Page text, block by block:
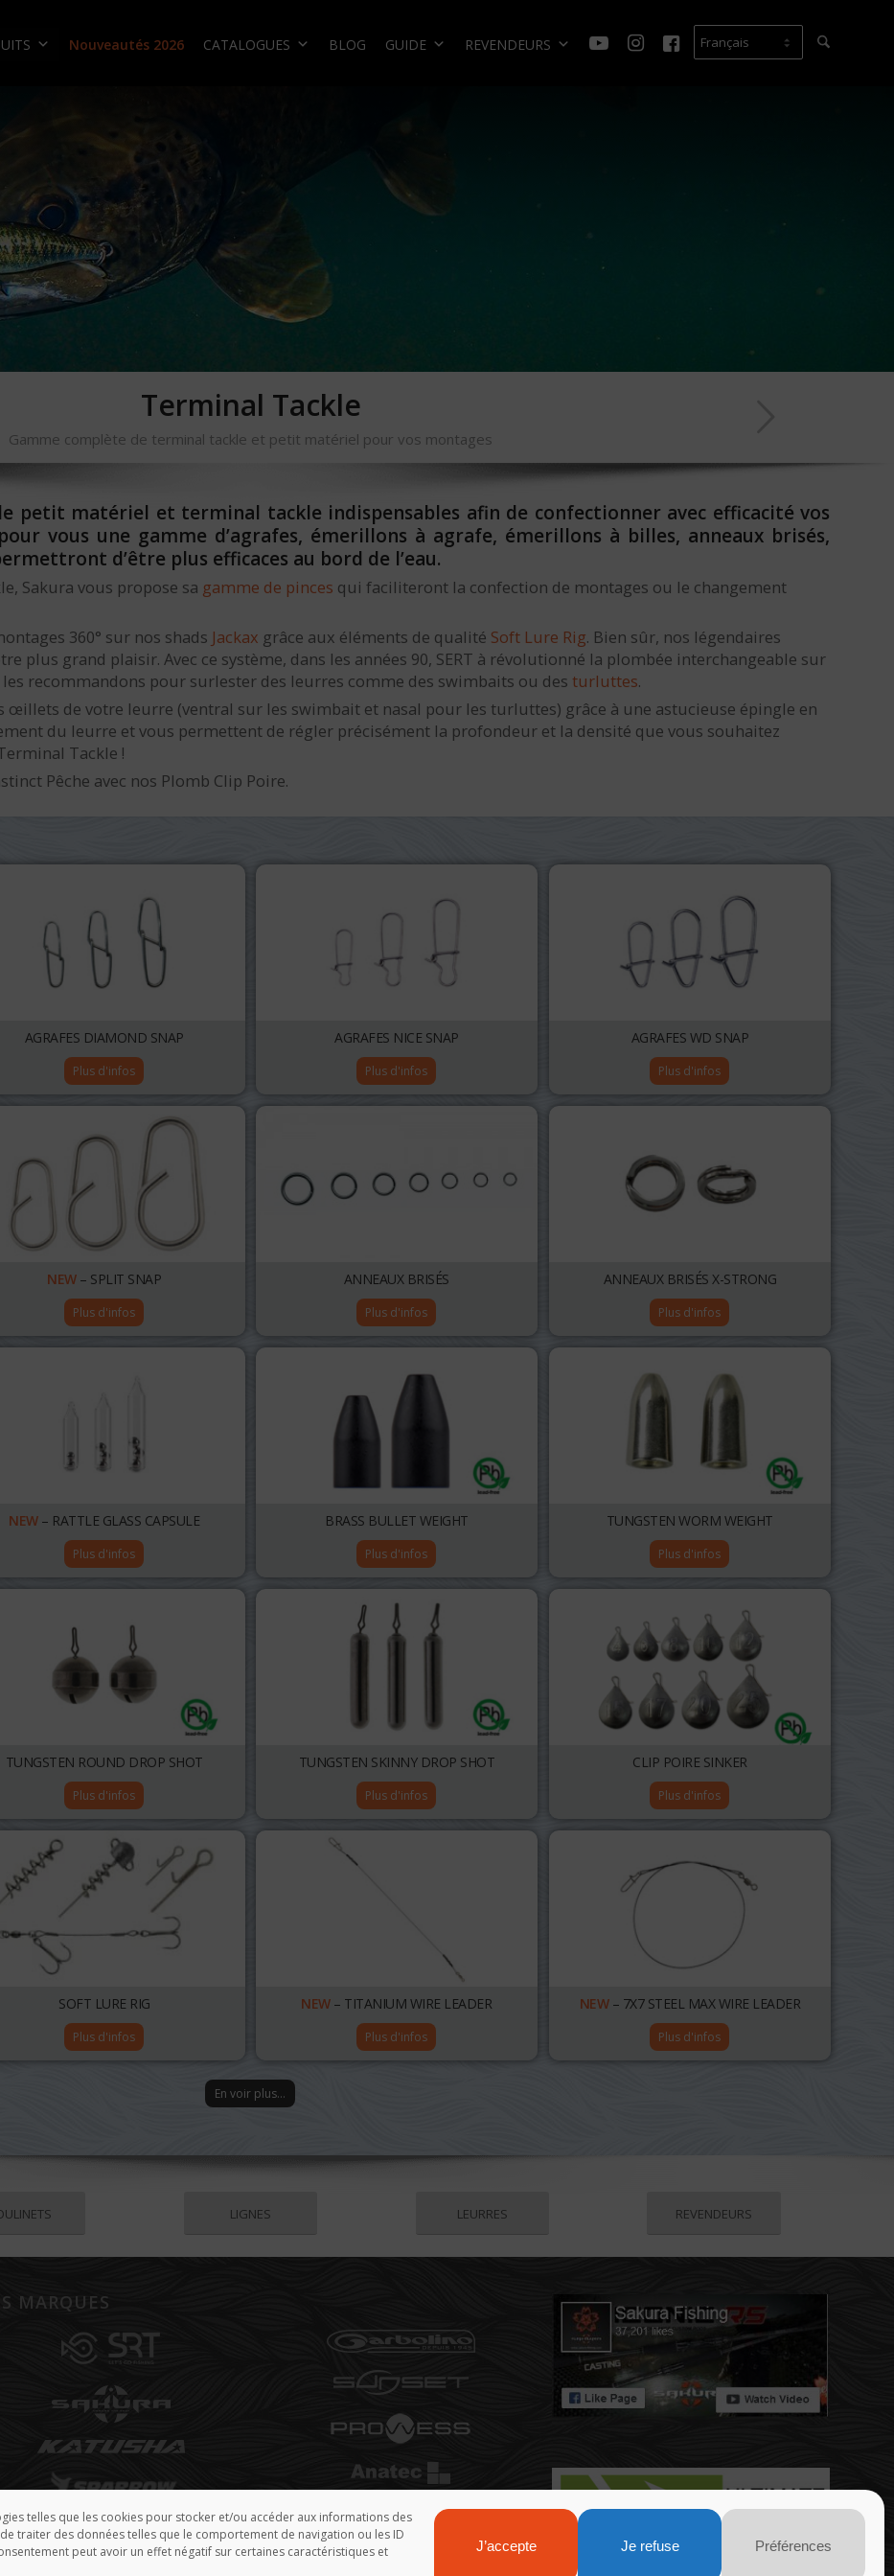
telles que les cookies pour stocker et/ou accéder aux informations des
traiter des données telles que le comportement de navigation ou les ID
peut avoir un effet négatif sur certaines caractéristiques et
J’accepte Je refuse Préférences
Nouveautés 2026 CATALOGUES BLOG GUIDE REVENDEURS
Terminal Tackle
Gamme complète de terminal tackle et petit matériel pour vos montages
petit matériel et terminal tackle indispensables afin de confectionner avec efficacité vos
vous une gamme d’agrafes, émerillons à agrafe, émerillons à billes, anneaux brisés,
d’être plus efficaces au bord de l’eau.
Sakura vous propose sa gamme de pinces qui faciliteront la confection de montages ou le changement
360° sur nos shads Jackax grâce aux éléments de qualité Soft Lure Rig. Bien sûr, nos légendaires
plus grand plaisir. Avec ce système, dans les années 90, SERT à révolutionné la plombée interchangeable sur
recommandons pour surlester des leurres comme des swimbaits ou des turluttes.
œillets de votre leurre (ventral sur les swimbait et nasal pour les turluttes) grâce à une astucieuse épingle en
du leurre et vous permettent de régler précisément la profondeur et la densité que vous souhaitez
Tackle !
Pêche avec nos Plomb Clip Poire.
AGRAFES DIAMOND SNAP
Plus d'infos
AGRAFES NICE SNAP
Plus d'infos
AGRAFES WD SNAP
Plus d'infos
NEW– SPLIT SNAP
Plus d'infos
ANNEAUX BRISÉS
Plus d'infos
ANNEAUX BRISÉS X-STRONG
Plus d'infos
NEW– RATTLE GLASS CAPSULE
Plus d'infos
BRASS BULLET WEIGHT
Plus d'infos
TUNGSTEN WORM WEIGHT
Plus d'infos
TUNGSTEN ROUND DROP SHOT
Plus d'infos
TUNGSTEN SKINNY DROP SHOT
Plus d'infos
CLIP POIRE SINKER
Plus d'infos
SOFT LURE RIG
Plus d'infos
NEW– TITANIUM WIRE LEADER
Plus d'infos
NEW– 7X7 STEEL MAX WIRE LEADER
Plus d'infos
En voir plus…
LIGNES LEURRES REVENDEURS
MARQUES